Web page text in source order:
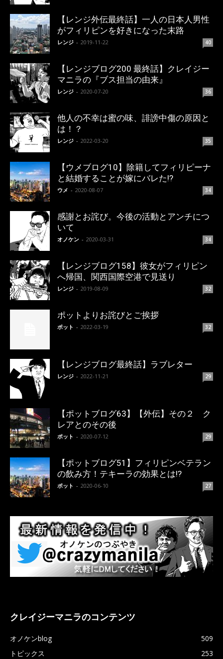
【レンジ外伝最終話】一人の日本人男性
がフィリピンを好きになった末路
レンジ - 2019-11-22 40
【レンジブログ200 最終話】クレイジー
マニラの『ブス担当の由来』
レンジ - 2020-07-20 36
他人の不幸は蜜の味、誹謗中傷の原因と
は！？
レンジ - 2022-03-20 35
【ウメブログ10】除籍してフィリピーナ
と結婚することが嫁にバレた!?
ウメ - 2020-08-07 34
感謝とお詫び。今後の活動とアンチにつ
いて
オノケン - 2020-03-31 34
【レンジブログ158】彼女がフィリピン
へ帰国、関西国際空港で見送り
レンジ - 2019-08-09 32
ポットよりお詫びとご挨拶
ポット - 2022-03-19 32
【レンジブログ最終話】ラブレター
レンジ - 2022-11-21 29
【ポットブログ63】【外伝】その２ ク
レアとのその後
ポット - 2020-07-12 29
【ポットブログ51】フィリピンベテラン
の飲み方！テキーラの効果とは!?
ポット - 2020-06-10 27
クレイジーマニラのコンテンツ
オノケンblog
509
トピックス
253